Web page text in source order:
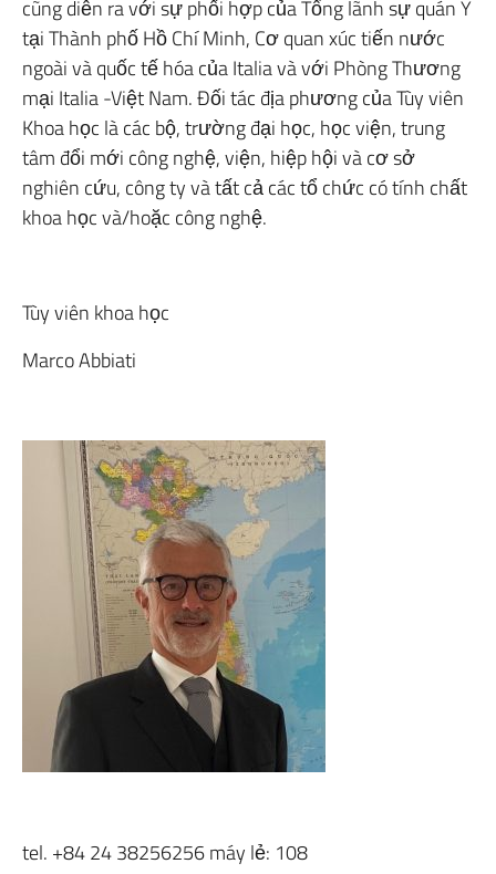
cũng diễn ra với sự phối hợp của Tổng lãnh sự quán Ý
tại Thành phố Hồ Chí Minh, Cơ quan xúc tiến nước
ngoài và quốc tế hóa của Italia và với Phòng Thương
mại Italia -Việt Nam. Đối tác địa phương của Tùy viên
Khoa học là các bộ, trường đại học, học viện, trung
tâm đổi mới công nghệ, viện, hiệp hội và cơ sở
nghiên cứu, công ty và tất cả các tổ chức có tính chất
khoa học và/hoặc công nghệ.
Tùy viên khoa học
Marco Abbiati
tel. +84 24 38256256 máy lẻ: 108